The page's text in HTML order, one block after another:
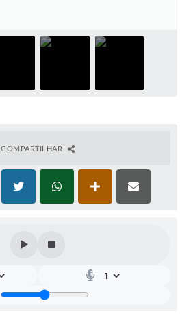
COMPARTILHAR